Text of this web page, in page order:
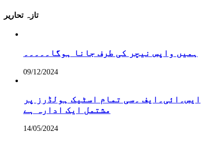
تازہ تحاریر
ہمیں واپس نیچر کی طرف جانا ہوگا۔۔۔۔۔
09/12/2024
ایس۔ائی۔ایف ۔سی تمام اسٹیک ہولڈرز پر
مشتمل ایک ادارہ ہے
14/05/2024